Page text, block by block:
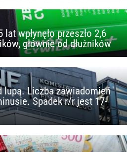
lat wpłynęło przeszło 2,6
głównie od dłużników
lupą. Liczba zawiadomień
Spadek r/r jest 17-